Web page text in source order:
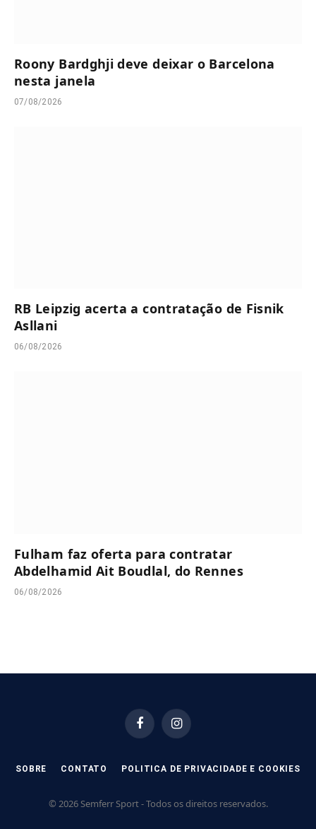
Roony Bardghji deve deixar o Barcelona
nesta janela
07/08/2026
RB Leipzig acerta a contratação de Fisnik
Asllani
06/08/2026
Fulham faz oferta para contratar
Abdelhamid Ait Boudlal, do Rennes
06/08/2026
FacebookInstagram
SOBRE CONTATO POLITICA DE PRIVACIDADE E COOKIES
© 2026 Semferr Sport - Todos os direitos reservados.